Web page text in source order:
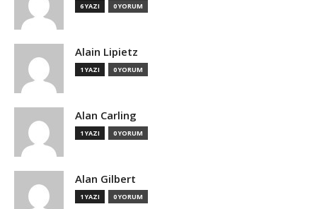
6 YAZI 0 YORUM
Alain Lipietz
1 YAZI 0 YORUM
Alan Carling
1 YAZI 0 YORUM
Alan Gilbert
1 YAZI 0 YORUM